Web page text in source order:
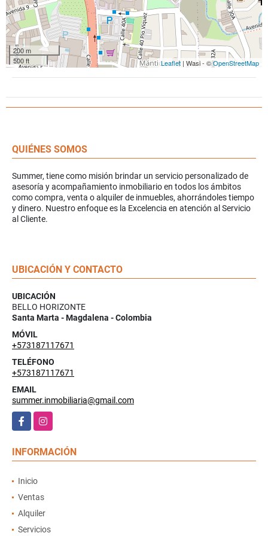
200 m
500 ft
Leaflet | Wasi - ©OpenStreetMap
QUIÉNES SOMOS
Summer, tiene como misión brindar un servicio personalizado de
asesoría y acompañamiento inmobiliario en todos los ámbitos
como compra, venta o alquiler de inmuebles, ahorrándoles tiempo
y dinero. Nuestro enfoque es la Excelencia en atención al Servicio
al Cliente.
UBICACIÓN Y CONTACTO
UBICACIÓN
BELLO HORIZONTE
Santa Marta - Magdalena - Colombia
MÓVIL
+573187117671
TELÉFONO
+573187117671
EMAIL
summer.inmobiliaria@gmail.com
FacebookInstagram
INFORMACIÓN
Inicio
Ventas
Alquiler
Servicios